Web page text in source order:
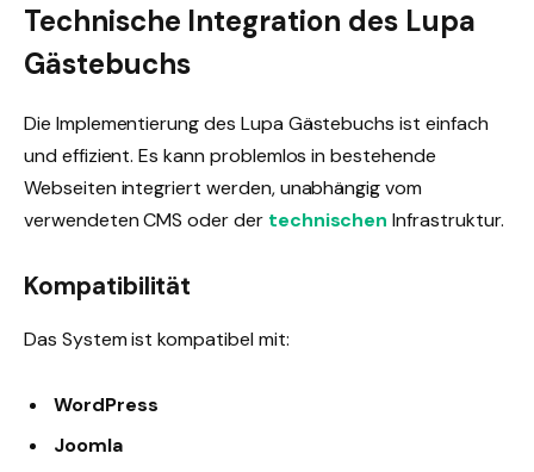
Technische Integration des Lupa
Gästebuchs
Die Implementierung des Lupa Gästebuchs ist einfach
und effizient. Es kann problemlos in bestehende
Webseiten integriert werden, unabhängig vom
verwendeten CMS oder der technischen Infrastruktur.
Kompatibilität
Das System ist kompatibel mit:
WordPress
Joomla